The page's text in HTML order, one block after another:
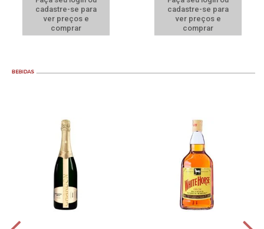
cadastre-se para
ver preços e
comprar
cadastre-se para
ver preços e
comprar